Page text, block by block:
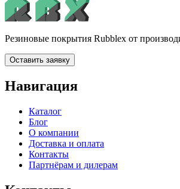
Резиновые покрытия Rubblex от
Оставить заявку
Навигация
Каталог
Блог
О компании
Доставка и оплата
Контакты
Партнёрам и дилерам